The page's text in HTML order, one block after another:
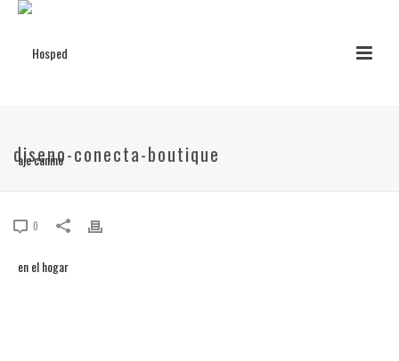
diseno-conecta-boutique
0